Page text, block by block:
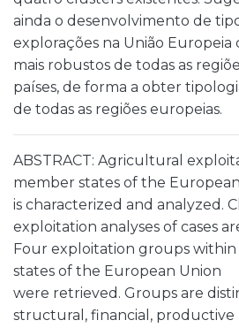
ainda o desenvolvimento de
explorações na União Europeia
mais robustos de todas as
países, de forma a obter
de todas as regiões europeias.
ABSTRACT: Agricultural
member states of the
is characterized and analyzed.
exploitation analyses of cases
Four exploitation groups
states of the European Union
were retrieved. Groups are
structural, financial, productive